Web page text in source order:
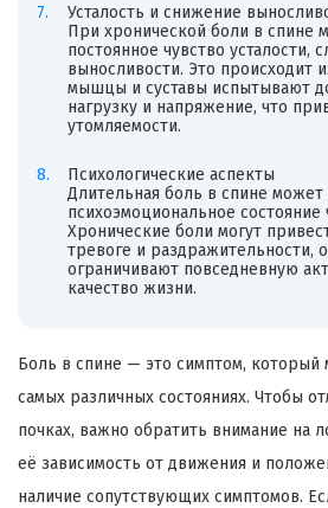
Усталость и снижение
При хронической боли в спине
постоянное чувство усталости,
выносливости. Это происходит
мышцы и суставы испытывают
нагрузку и напряжение, что
утомляемости.
Психологические аспекты
Длительная боль в спине может
психоэмоциональное состояние
Хронические боли могут
тревоге и раздражительности,
ограничивают повседневную
качество жизни.
Боль в спине — это симптом, который
самых различных состояниях. Чтобы
почках, важно обратить внимание на
её зависимость от движения и
наличие сопутствующих симптомов.